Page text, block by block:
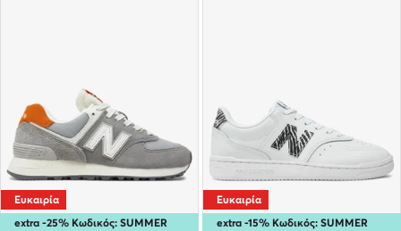
extra -25% Κωδικός: SUMMER
Ευκαιρία
extra -15% Κωδικός: SUMMER
Ευκαιρία